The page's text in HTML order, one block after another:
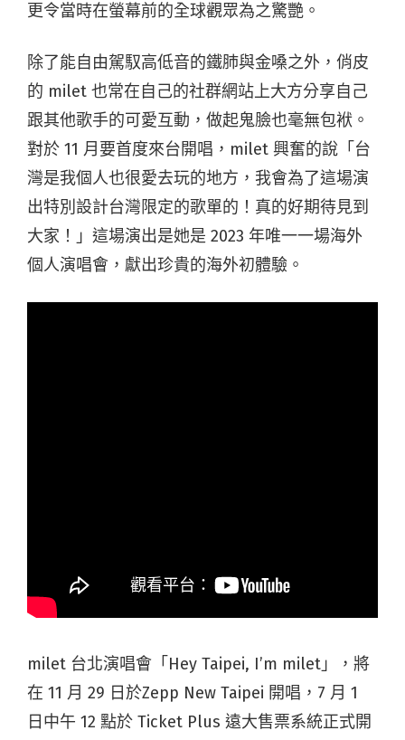
更令當時在螢幕前的全球觀眾為之驚艷。
除了能自由駕馭高低音的鐵肺與金嗓之外，俏皮
的 milet 也常在自己的社群網站上大方分享自己
跟其他歌手的可愛互動，做起鬼臉也毫無包袱。
對於 11 月要首度來台開唱，milet 興奮的說「台
灣是我個人也很愛去玩的地方，我會為了這場演
出特別設計台灣限定的歌單的！真的好期待見到
大家！」這場演出是她是 2023 年唯一一場海外
個人演唱會，獻出珍貴的海外初體驗。
milet 台北演唱會「Hey Taipei, I’m milet」，將
在 11 月 29 日於Zepp New Taipei 開唱，7 月 1
日中午 12 點於 Ticket Plus 遠大售票系統正式開